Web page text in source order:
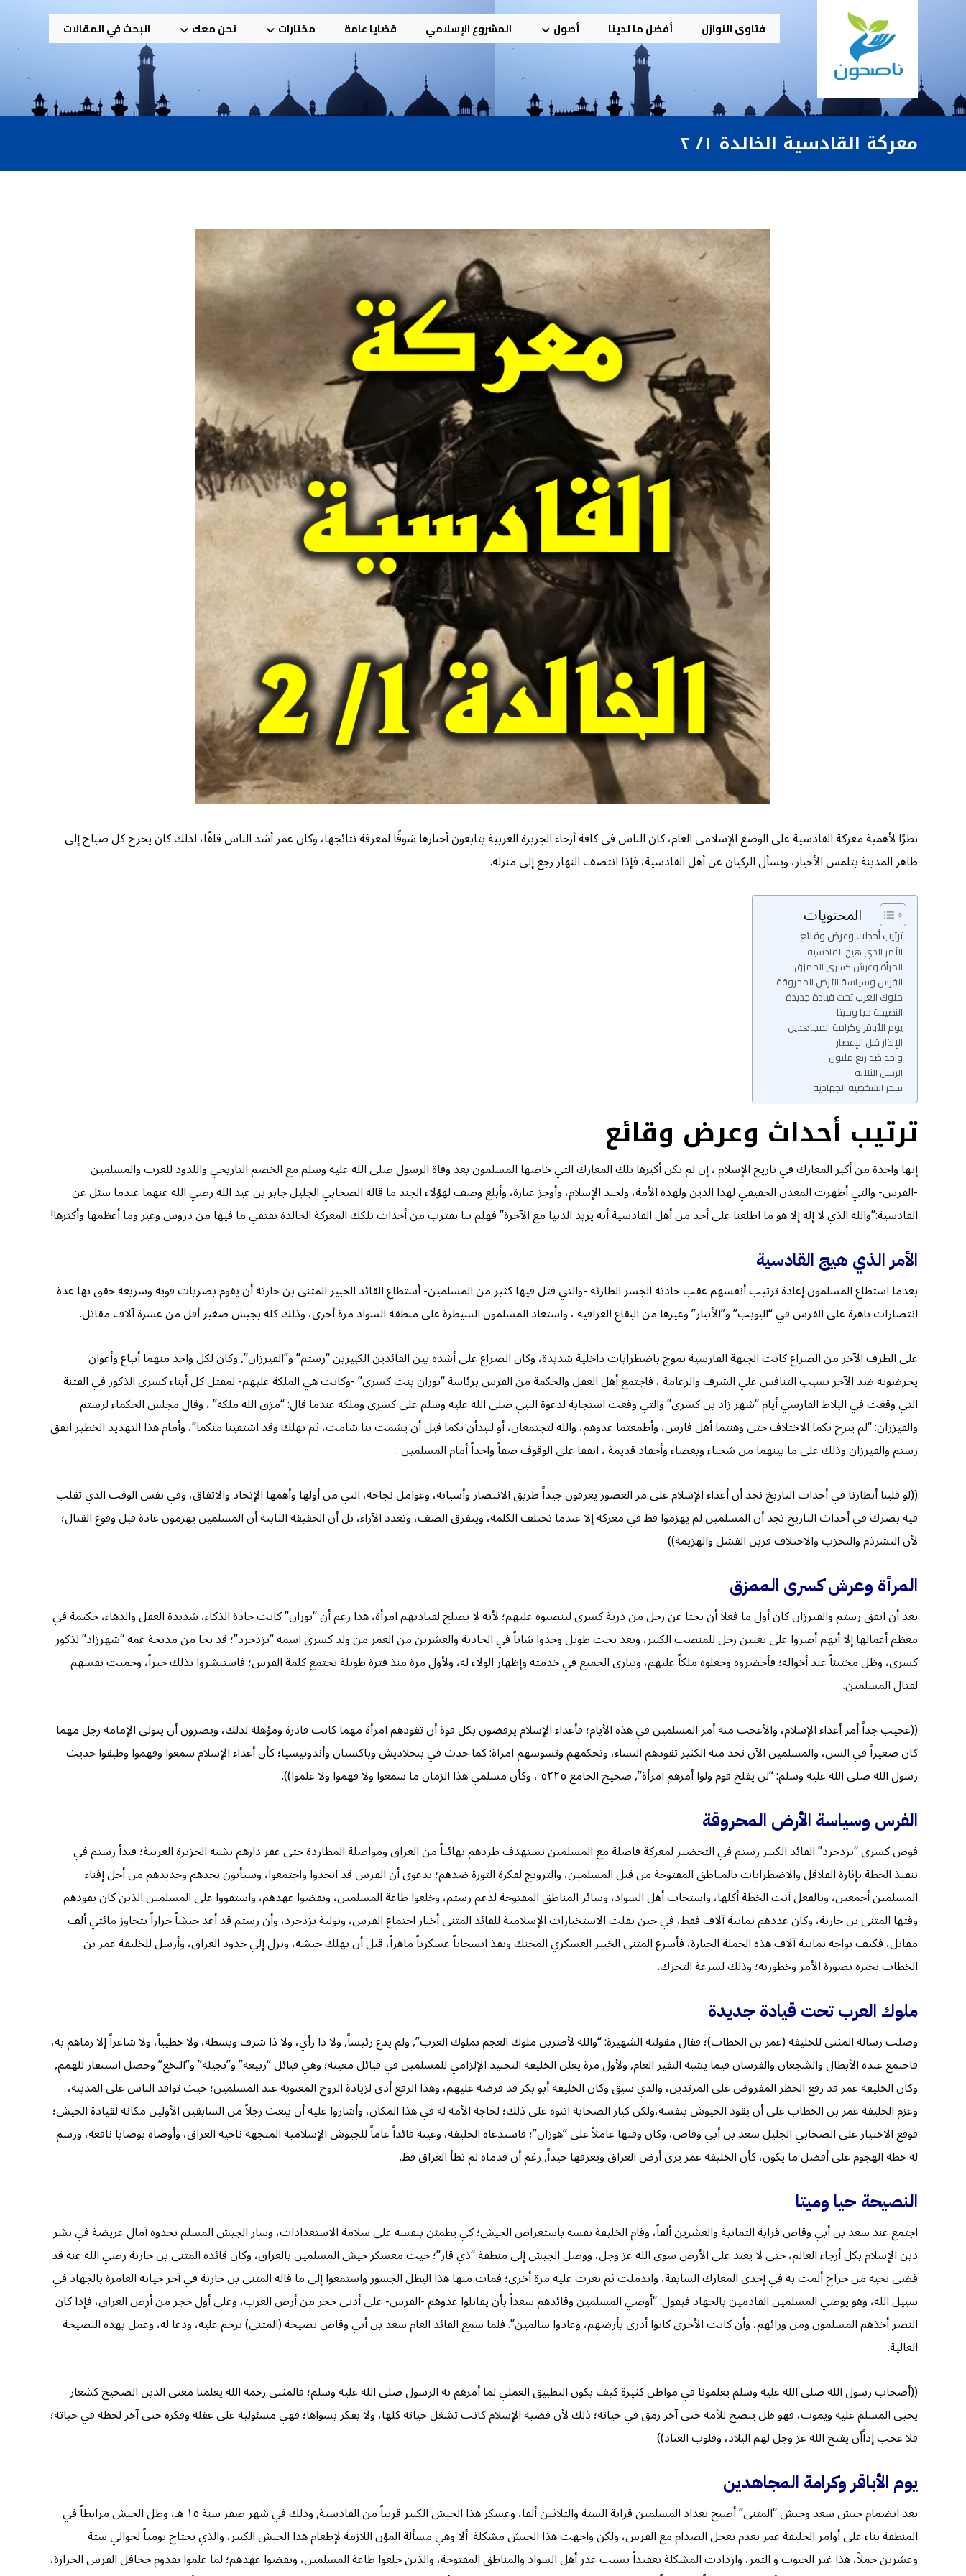
فتاوى النوازل أفضل ما لدينا أصول المشروع الإسلامي قضايا عامة مختارات نحن معك البحث في المقالات
معركة القادسية الخالدة ١/ ٢
نظرًا لأهمية معركة القادسية على الوضع الإسلامي العام، كان الناس في كافة أرجاء الجزيرة العربية يتابعون أخبارها شوقًا لمعرفة نتائجها، وكان عمر أشد الناس قلقًا، لذلك كان يخرج كل صباح إلى
ظاهر المدينة يتلمس الأخبار، ويسأل الركبان عن أهل القادسية، فإذا انتصف النهار رجع إلى منزله.
المحتويات
ترتيب أحداث وعرض وقائع
الأمر الذي هيج القادسية
المرأة وعرش كسرى الممزق
الفرس وسياسة الأرض المحروقة
ملوك العرب تحت قيادة جديدة
النصيحة حيا وميتا
يوم الأباقر وكرامة المجاهدين
الإنذار قبل الإعصار
واحد ضد ربع مليون
الرسل الثلاثة
سحر الشخصية الجهادية
ترتيب أحداث وعرض وقائع
إنها واحدة من أكبر المعارك في تاريخ الإسلام ، إن لم تكن أكبرها تلك المعارك التي خاضها المسلمون بعد وفاة الرسول صلى الله عليه وسلم مع الخصم التاريخي واللدود للعرب والمسلمين
-الفرس- والتي أظهرت المعدن الحقيقي لهذا الدين ولهذه الأمة، ولجند الإسلام، وأوجز عبارة، وأبلغ وصف لهؤلاء الجند ما قاله الصحابي الجليل جابر بن عبد الله رضي الله عنهما عندما سئل عن
القادسية:”والله الذي لا إله إلا هو ما اطلعنا على أحد من أهل القادسية أنه يريد الدنيا مع الآخرة” فهلم بنا نقترب من أحداث تلكك المعركة الخالدة نقتفي ما فيها من دروس وعبر وما أعظمها وأكثرها!
الأمر الذي هيج القادسية
بعدما استطاع المسلمون إعادة ترتيب أنفسهم عقب حادثة الجسر الطارئة -والتي قتل فيها كثير من المسلمين- أستطاع القائد الخبير المثنى بن حارثة أن يقوم بضربات قوية وسريعة حقق بها عدة
انتصارات باهرة على الفرس في “البويب” و”الأنبار” وغيرها من البقاع العراقية ، واستعاد المسلمون السيطرة على منطقة السواد مرة أخرى، وذلك كله بجيش صغير أقل من عشرة آلاف مقاتل.
على الطرف الآخر من الصراع كانت الجبهة الفارسية تموج باضطرابات داخلية شديدة، وكان الصراع على أشده بين القائدين الكبيرين “رستم” و”الفيرزان”, وكان لكل واحد منهما أتباع وأعوان
يحرضونه ضد الآخر بسبب التنافس علي الشرف والزعامة ، فاجتمع أهل العقل والحكمة من الفرس برئاسة “بوران بنت كسرى” -وكانت هي الملكة عليهم- لمقتل كل أبناء كسرى الذكور في الفتنة
التي وقعت في البلاط الفارسي أيام “شهر زاد بن كسرى” والتي وقعت استجابة لدعوة النبي صلى الله عليه وسلم على كسرى وملكه عندما قال: “مزق الله ملكه” ، وقال مجلس الحكماء لرستم
والفيزران: “لم يبرح بكما الاختلاف حتى وهنتما أهل فارس، وأطمعتما عدوهم، والله لتجتمعان، أو لنبدأن بكما قبل أن يشمت بنا شامت، ثم نهلك وقد اشتفينا منكما”، وأمام هذا التهديد الخطير اتفق
رستم والفيرزان وذلك على ما بينهما من شحناء وبغضاء وأحقاد قديمة ، اتفقا على الوقوف صفاً واحداً أمام المسلمين .
((لو قلبنا أنظارنا في أحداث التاريخ نجد أن أعداء الإسلام على مر العصور يعرفون جيداً طريق الانتصار وأسبابه، وعوامل نجاحه، التي من أولها وأهمها الإتحاد والاتفاق، وفي نفس الوقت الذي تقلب
فيه بصرك في أحداث التاريخ تجد أن المسلمين لم يهزموا قط في معركة إلا عندما تختلف الكلمة، ويتفرق الصف، وتعدد الآراء، بل أن الحقيقة الثابتة أن المسلمين يهزمون عادة قبل وقوع القتال؛
لأن التشرذم والتحزب والاختلاف قرين الفشل والهزيمة))
المرأة وعرش كسرى الممزق
بعد أن اتفق رستم والفيرزان كان أول ما فعلا أن بحثا عن رجل من ذرية كسرى لينصبوه عليهم؛ لأنه لا يصلح لقيادتهم امرأة، هذا رغم أن “بوران” كانت حادة الذكاء، شديدة العقل والدهاء، حكيمة في
معظم أعمالها إلا أنهم أصروا على تعيين رجل للمنصب الكبير، وبعد بحث طويل وجدوا شاباً في الحادية والعشرين من العمر من ولد كسرى اسمه “يزدجرد”؛ قد نجا من مذبحة عمه “شهرزاد” لذكور
كسرى، وظل مختبئاً عند أخواله؛ فأحضروه وجعلوه ملكاً عليهم، وتبارى الجميع في خدمته وإظهار الولاء له، ولأول مرة منذ فترة طويلة تجتمع كلمة الفرس؛ فاستبشروا بذلك خيراً، وحميت نفسهم
لقتال المسلمين.
((عجيب جداً أمر أعداء الإسلام، والأعجب منه أمر المسلمين في هذه الأيام؛ فأعداء الإسلام يرفضون بكل قوة أن تقودهم امرأة مهما كانت قادرة ومؤهلة لذلك، ويصرون أن يتولى الإمامة رجل مهما
كان صغيراً في السن، والمسلمين الآن تجد منه الكثير تقودهم النساء، وتحكمهم وتسوسهم امراة: كما حدث في بنجلاديش وباكستان وأندونيسيا؛ كأن أعداء الإسلام سمعوا وفهموا وطبقوا حديث
رسول الله صلى الله عليه وسلم: “لن يفلح قوم ولوا أمرهم امرأة”, صحيح الجامع ٥٢٢٥ ، وكأن مسلمي هذا الزمان ما سمعوا ولا فهموا ولا علموا)).
الفرس وسياسة الأرض المحروقة
فوض كسرى “يزدجرد” القائد الكبير رستم في التحضير لمعركة فاصلة مع المسلمين تستهدف طردهم نهائياً من العراق ومواصلة المطاردة حتى عقر دارهم بشبه الجزيرة العربية؛ فبدأ رستم في
تنفيذ الخطة بإثارة القلاقل والاضطرابات بالمناطق المفتوحة من قبل المسلمين، والترويج لفكرة الثورة ضدهم؛ بدعوى أن الفرس قد اتحدوا واجتمعوا، وسيأتون بحدهم وحديدهم من أجل إفناء
المسلمين أجمعين، وبالفعل آتت الخطة أكلها، واستجاب أهل السواد، وسائر المناطق المفتوحة لدعم رستم، وخلعوا طاعة المسلمين، ونقضوا عهدهم، واستقووا على المسلمين الذين كان يقودهم
وقتها المثنى بن حارثة، وكان عددهم ثمانية آلاف فقط، في حين نقلت الاستخبارات الإسلامية للقائد المثنى أخبار اجتماع الفرس، وتولية يزدجرد، وأن رستم قد أعد جيشاً جراراً يتجاوز مائتي ألف
مقاتل، فكيف يواجه ثمانية آلاف هذه الحملة الجبارة، فأسرع المثنى الخبير العسكري المحنك ونفذ انسحاباً عسكرياً ماهراً، قبل أن يهلك جيشه، ونزل إلي حدود العراق، وأرسل للخليفة عمر بن
الخطاب يخبره بصورة الأمر وخطورته؛ وذلك لسرعة التحرك.
ملوك العرب تحت قيادة جديدة
وصلت رسالة المثنى للخليفة (عمر بن الخطاب)؛ فقال مقولته الشهيرة: “والله لأضربن ملوك العجم بملوك العرب”, ولم يدع رئيساً, ولا ذا رأي، ولا ذا شرف وبسطة، ولا خطيباً، ولا شاعراً إلا رماهم به،
فاجتمع عنده الأبطال والشجعان والفرسان فيما يشبه النفير العام, ولأول مرة يعلن الخليفة التجنيد الإلزامي للمسلمين في قبائل معينة؛ وهي قبائل “ربيعة” و”بجيلة” و”النخع” وحصل استنفار للهمم,
وكان الخليفة عمر قد رفع الحظر المفروض على المرتدين، والذي سبق وكان الخليفة أبو بكر قد فرضه عليهم، وهذا الرفع أدى لزيادة الروح المعنوية عند المسلمين؛ حيث توافد الناس على المدينة،
وعزم الخليفة عمر بن الخطاب على أن يقود الجيوش بنفسه،ولكن كبار الصحابة اثنوه على ذلك؛ لحاجة الأمة له في هذا المكان، وأشاروا عليه أن يبعث رجلاً من السابقين الأولين مكانه لقيادة الجيش؛
فوقع الاختيار على الصحابي الجليل سعد بن أبي وقاص، وكان وقتها عاملاً على “هوزان”؛ فاستدعاه الخليفة، وعينه قائداً عاماً للجيوش الإسلامية المتجهة ناحية العراق، وأوصاه بوصايا نافعة، ورسم
له خطة الهجوم على أفضل ما يكون، كأن الخليفة عمر يرى أرض العراق ويعرفها جيداً, رغم أن قدماه لم تطأ العراق قط.
النصيحة حيا وميتا
اجتمع عند سعد بن أبي وقاص قرابة الثمانية والعشرين ألفاً، وقام الخليفة نفسه باستعراض الجيش؛ كي يطمئن بنفسه على سلامة الاستعدادات، وسار الجيش المسلم تحدوه آمال عريضة في نشر
دين الإسلام بكل أرجاء العالم، حتى لا يعبد على الأرض سوى الله عز وجل، ووصل الجيش إلى منطقة “ذي قار”؛ حيث معسكر جيش المسلمين بالعراق، وكان قائده المثنى بن حارثة رضي الله عنه قد
قضى نحبه من جراح ألمت به في إحدى المعارك السابقة، واندملت ثم نغرت عليه مرة أخرى؛ فمات منها هذا البطل الجسور واستمعوا إلى ما قاله المثنى بن حارثة في آخر حياته العامرة بالجهاد في
سبيل الله، وهو يوصي المسلمين القادمين بالجهاد فيقول: “أوصي المسلمين وقائدهم سعداً بأن يقاتلوا عدوهم -الفرس- على أدنى حجر من أرض العرب، وعلى أول حجر من أرض العراق، فإذا كان
النصر أخذهم المسلمون ومن ورائهم، وأن كانت الأخرى كانوا أدرى بأرضهم، وعادوا سالمين”. فلما سمع القائد العام سعد بن أبي وقاص نصيحة (المثنى) ترحم عليه، ودعا له، وعمل بهذه النصيحة
الغالية.
((أصحاب رسول الله صلى الله عليه وسلم يعلمونا في مواطن كثيرة كيف يكون التطبيق العملي لما أمرهم به الرسول صلى الله عليه وسلم؛ فالمثنى رحمه الله يعلمنا معنى الدين الصحيح كشعار
يحيى المسلم عليه ويموت، فهو ظل ينصح للأمة حتى آخر رمق في حياته؛ ذلك لأن قضية الإسلام كانت تشغل حياته كلها، ولا يفكر بسواها؛ فهي مسئولية على عقله وفكره حتى آخر لحظة في حياته؛
فلا عجب إذاًأن يفتح الله عز وجل لهم البلاد، وقلوب العباد))
يوم الأباقر وكرامة المجاهدين
بعد انضمام جيش سعد وجيش “المثنى” أصبح تعداد المسلمين قرابة الستة والثلاثين ألفا، وعسكر هذا الجيش الكبير قريباً من القادسية, وذلك في شهر صفر سنة ١٥ هـ، وظل الجيش مرابطاً في
المنطقة بناء على أوامر الخليفة عمر بعدم تعجل الصدام مع الفرس، ولكن واجهت هذا الجيش مشكلة: ألا وهي مسألة المؤن اللازمة لإطعام هذا الجيش الكبير، والذي يحتاج يومياً لحوالي ستة
وعشرين جملاً، هذا غير الحبوب و التمر، وازدادت المشكلة تعقيداً بسبب غدر أهل السواد والمناطق المفتوحة، والذين خلعوا طاعة المسلمين، ونقضوا عهدهم؛ لما علموا بقدوم جحافل الفرس الجرارة،